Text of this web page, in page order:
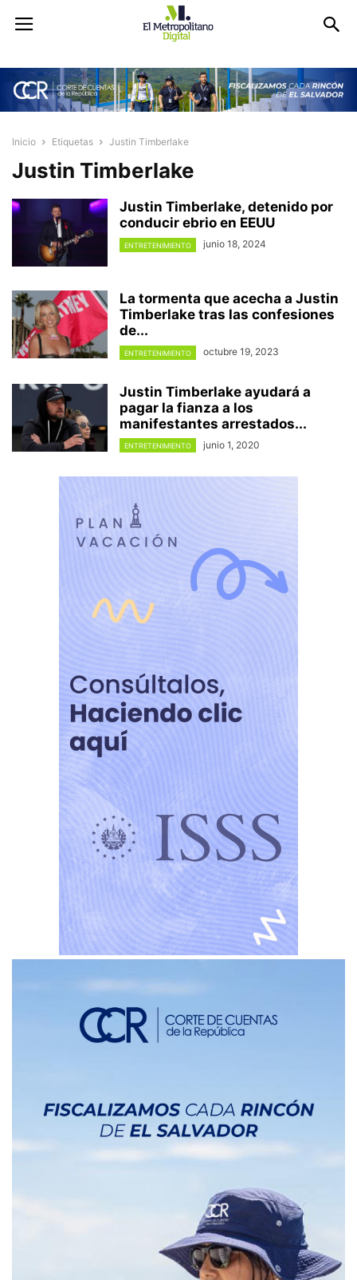
Inicio Etiquetas Justin Timberlake
Justin Timberlake
Justin Timberlake, detenido por
conducir ebrio en EEUU
ENTRETENIMIENTO junio 18, 2024
La tormenta que acecha a Justin
Timberlake tras las confesiones
de...
ENTRETENIMIENTO octubre 19, 2023
Justin Timberlake ayudará a
pagar la fianza a los
manifestantes arrestados...
ENTRETENIMIENTO junio 1, 2020